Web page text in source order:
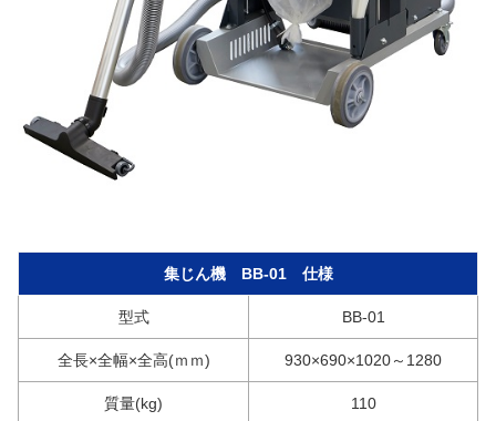
集じん機 BB-01 仕様
型式 BB-01
全長×全幅×全高(ｍｍ) 930×690×1020～1280
質量(kg) 110